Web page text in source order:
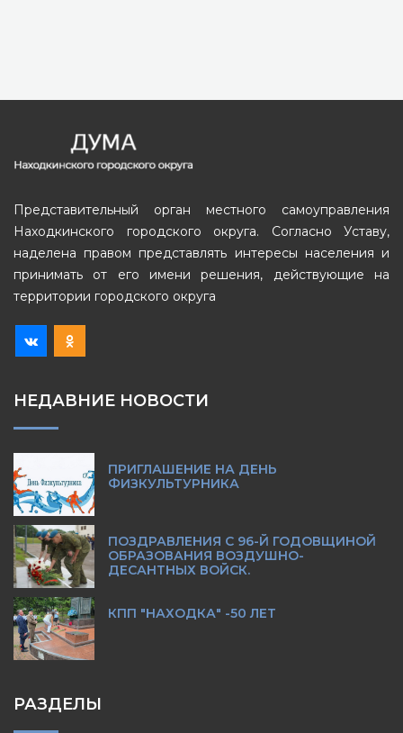
Представительный орган местного самоуправления
Находкинского городского округа. Согласно Уставу,
наделена правом представлять интересы населения и
принимать от его имени решения, действующие на
территории городского округа
НЕДАВНИЕ НОВОСТИ
ПРИГЛАШЕНИЕ НА ДЕНЬ
ФИЗКУЛЬТУРНИКА
ПОЗДРАВЛЕНИЯ С 96-Й ГОДОВЩИНОЙ
ОБРАЗОВАНИЯ ВОЗДУШНО-
ДЕСАНТНЫХ ВОЙСК.
КПП "НАХОДКА" -50 ЛЕТ
РАЗДЕЛЫ